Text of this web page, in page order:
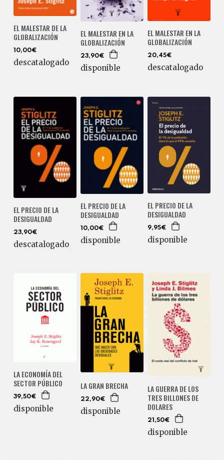
EL MALESTAR DE LA
GLOBALIZACIÓN
10,00€
descatalogado
EL MALESTAR EN LA
GLOBALIZACIÓN
23,90€
disponible
EL MALESTAR EN LA
GLOBALIZACIÓN
20,45€
descatalogado
EL PRECIO DE LA
DESIGUALDAD
23,90€
descatalogado
EL PRECIO DE LA
DESIGUALDAD
10,00€
disponible
EL PRECIO DE LA
DESIGUALDAD
9,95€
disponible
LA ECONOMÍA DEL
SECTOR PÚBLICO
39,50€
disponible
LA GRAN BRECHA
22,90€
disponible
LA GUERRA DE LOS
TRES BILLONES DE
DOLARES
21,50€
disponible